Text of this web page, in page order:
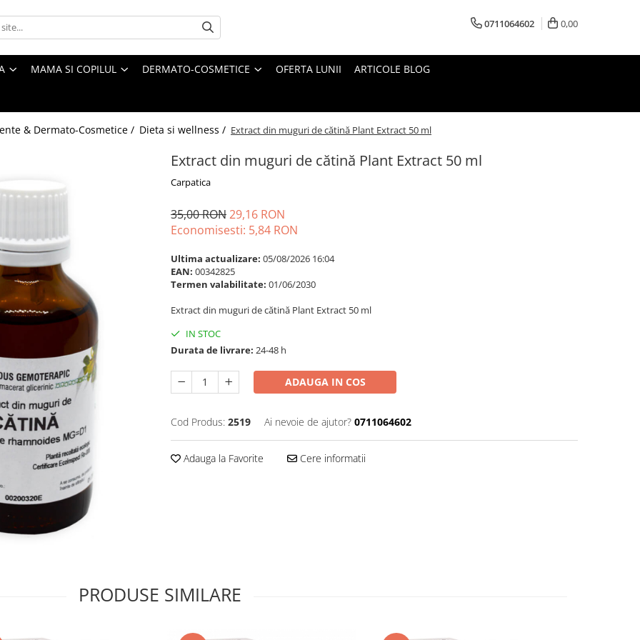
0711064602 0,00
MAMA SI COPILUL DERMATO-COSMETICE OFERTA LUNII ARTICOLE BLOG
& Dermato-Cosmetice / Dieta si wellness / Extract din muguri de cătină Plant Extract 50 ml
Extract din muguri de cătină Plant Extract 50 ml
Carpatica
35,00 RON29,16 RON
Economisesti: 5,84 RON
Ultima actualizare: 05/08/2026 16:04
EAN: 00342825
Termen valabilitate: 01/06/2030
Extract din muguri de cătină Plant Extract 50 ml
IN STOC
Durata de livrare: 24-48 h
ADAUGA IN COS
Cod Produs: 2519 Ai nevoie de ajutor? 0711064602
Adauga la Favorite Cere informatii
PRODUSE SIMILARE